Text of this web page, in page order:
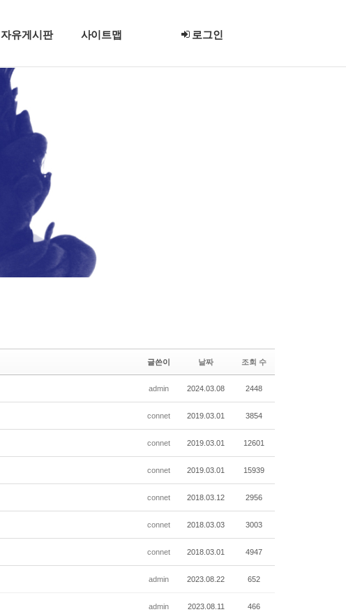
자유게시판 사이트맵 로그인
글쓴이 날짜 조회 수
admin 2024.03.08 2448
connet 2019.03.01 3854
connet 2019.03.01 12601
connet 2019.03.01 15939
connet 2018.03.12 2956
connet 2018.03.03 3003
connet 2018.03.01 4947
admin 2023.08.22 652
admin 2023.08.11 466